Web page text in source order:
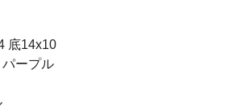
底14x10
ープル